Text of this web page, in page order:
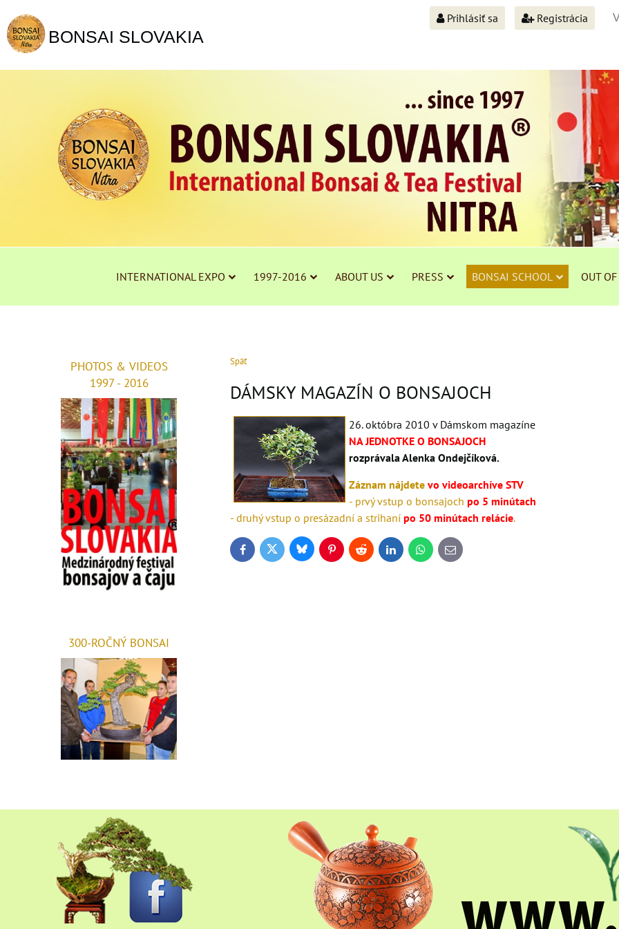
BONSAI SLOVAKIA
Prihlásiť sa Registrácia
INTERNATIONAL EXPO 1997-2016 ABOUT US PRESS BONSAI SCHOOL OUT
Späť
DÁMSKY MAGAZÍN O BONSAJOCH
26. októbra 2010 v Dámskom magazíne
NA JEDNOTKE O BONSAJOCH
rozprávala Alenka Ondejčíková.
Záznam nájdete vo videoarchíve STV
- prvý vstup o bonsajoch po 5 minútach
- druhý vstup o presázadní a strihaní po 50 minútach relácie.
FacebookTwitter BlueskyPinterestReddit LinkedInWhatsApp
E-
mail
PHOTOS & VIDEOS
1997 - 2016
300-ROČNÝ BONSAI